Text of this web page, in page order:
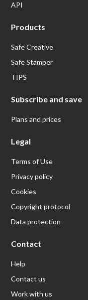
API
Products
Safe Creative
Safe Stamper
TIPS
Subscribe and save
Plans and prices
Legal
Terms of Use
Privacy policy
Cookies
Copyright protocol
Data protection
Contact
Help
Contact us
Work with us